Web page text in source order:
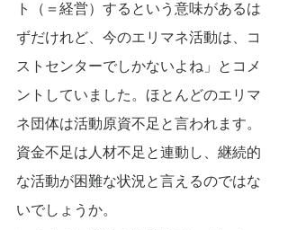
ト（＝経営）するという意味があるは
ずだけれど、今のエリマネ活動は、コ
ストセンターでしかないよね」とコメ
ントしていました。ほとんどのエリマ
ネ団体は活動原資不足と言われます。
資金不足は人材不足と連動し、継続的
な活動が困難な状況と言えるのではな
いでしょうか。